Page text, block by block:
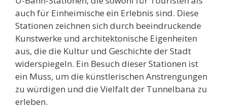
auch für Einheimische ein Erlebnis sind. Diese
Stationen zeichnen sich durch beeindruckende
Kunstwerke und architektonische Eigenheiten
aus, die die Kultur und Geschichte der Stadt
widerspiegeln. Ein Besuch dieser Stationen ist
ein Muss, um die künstlerischen Anstrengungen
zu würdigen und die Vielfalt der Tunnelbana zu
erleben.